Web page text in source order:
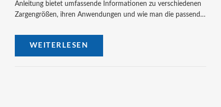
Anleitung bietet umfassende Informationen zu verschiedenen
Zargengrößen, ihren Anwendungen und wie man die passende
Faktoren wie Standardmaße, individuelle Anpassungen und
Tipps für den Kauf behandelt, um Ihnen die Auswahl der
richtigen Zarge zu erleichtern.
WEITERLESEN